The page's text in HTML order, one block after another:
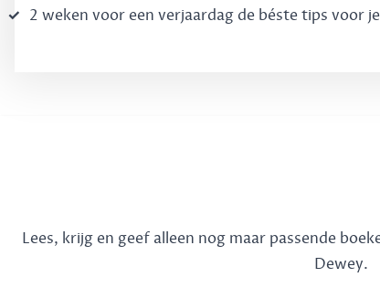
2 weken voor een verjaardag de béste tips voor
Lees, krijg en geef alleen nog maar passende
Dewey.